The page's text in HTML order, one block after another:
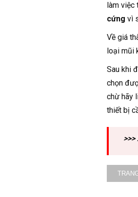
làm việc
cứng vì
Về giá
loại mũi
Sau khi
chọn
chừ hãy
thiết bị